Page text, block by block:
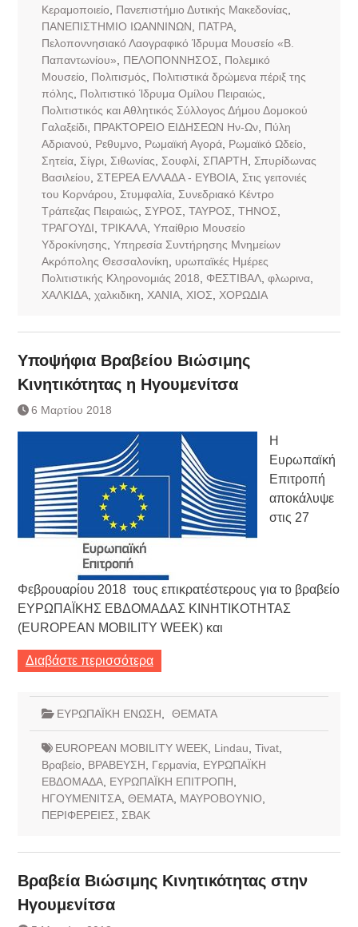
Κεραμοποιείο
Πανεπιστήμιο Δυτικής Μακεδονίας
ΠΑΝΕΠΙΣΤΗΜΙΟ ΙΩΑΝΝΙΝΩΝ
ΠΑΤΡΑ,
Πελοποννησιακό Λαογραφικό Ίδρυμα Μουσείο «Β.
Παπαντωνίου»
ΠΕΛΟΠΟΝΝΗΣΟΣ
Πολεμικό
Μουσείο
Πολιτισμός
Πολιτιστικά δρώμενα πέριξ της
πόλης
Πολιτιστικό Ίδρυμα Ομίλου Πειραιώς
Πολιτιστικός και Αθλητικός Σύλλογος Δήμου Δομοκού
Γαλαξείδι, ΠΡΑΚΤΟΡΕΙΟ ΕΙΔΗΣΕΩΝ Ην-Ων, Πύλη
Αδριανού
Ρεθυμνο Ρωμαϊκή Αγορά, Ρωμαϊκό Ωδείο
Σητεία, Σίγρι, Σιθωνίας Σουφλί, ΣΠΑΡΤΗ
Σπυρίδωνας
Βασιλείου
ΣΤΕΡΕΑ ΕΛΛΑΔΑ - ΕΥΒΟΙΑ, Στις γειτονιές
του Κορνάρου
Στυμφαλία, Συνεδριακό Κέντρο
Τράπεζας Πειραιώς
ΣΥΡΟΣ ΤΑΥΡΟΣ ΤΗΝΟΣ
ΤΡΑΓΟΥΔΙ ΤΡΙΚΑΛΑ, Υπαίθριο Μουσείο
Υδροκίνησης Υπηρεσία Συντήρησης Μνημείων
Ακρόπολης Θεσσαλονίκη
υρωπαϊκές Ημέρες
Πολιτιστικής Κληρονομιάς 2018
ΦΕΣΤΙΒΑΛ, φλωρινα,
ΧΑΛΚΙΔΑ, χαλκιδικη ΧΑΝΙΑ, ΧΙΟΣ ΧΟΡΩΔΙΑ
Υποψήφια Βραβείου Βιώσιμης
Κινητικότητας η Ηγουμενίτσα
6 Μαρτίου 2018
Η
Ευρωπαϊκή
Επιτροπή
αποκάλυψε
στις 27
Φεβρουαρίου 2018 τους επικρατέστερους για το βραβείο
ΕΥΡΩΠΑΪΚΗΣ ΕΒΔΟΜΑΔΑΣ ΚΙΝΗΤΙΚΟΤΗΤΑΣ
(EUROPEAN MOBILITY WEEK) και
Διαβάστε περισσότερα
ΕΥΡΩΠΑΪΚΗ ΕΝΩΣΗ ΘΕΜΑΤΑ
EUROPEAN MOBILITY WEEK, Lindau Tivat,
Βραβείο
ΒΡΑΒΕΥΣΗ Γερμανία, ΕΥΡΩΠΑΪΚΗ
ΕΒΔΟΜΑΔΑ, ΕΥΡΩΠΑΪΚΗ ΕΠΙΤΡΟΠΗ
ΗΓΟΥΜΕΝΙΤΣΑ, ΘΕΜΑΤΑ, ΜΑΥΡΟΒΟΥΝΙΟ
ΠΕΡΙΦΕΡΕΙΕΣ
ΣΒΑΚ
Βραβεία Βιώσιμης Κινητικότητας στην
Ηγουμενίτσα